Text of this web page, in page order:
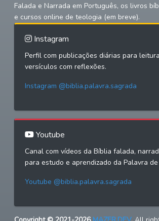
Falada e Narrada em Português, os livros
e cursos online de teologia (em breve).
Instagram
Perfil com publicações diárias para
versículos com reflexões.
Instagram @biblia.palavra.sagrada
Youtube
Canal com vídeos da Bíblia falada,
para estudo e aprendizado da Palavra de
Youtube @biblia.palavra.sagrada